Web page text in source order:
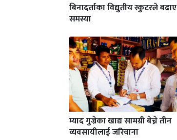
बिनादर्ताका विद्युतीय स्कुटरले बढाए
समस्या
म्याद गुज्रेका खाद्य सामग्री बेच्ने तीन
व्यवसायीलाई जरिवाना